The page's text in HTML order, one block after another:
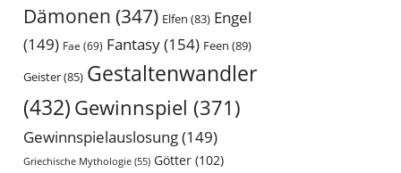
Dämonen (347) Elfen (83) Engel
(149) Fae (69) Fantasy(154) Feen (89)
Geister(85) Gestaltenwandler
(432) Gewinnspiel (371)
Gewinnspielauslosung(149)
Griechische Mythologie (55) Götter (102)